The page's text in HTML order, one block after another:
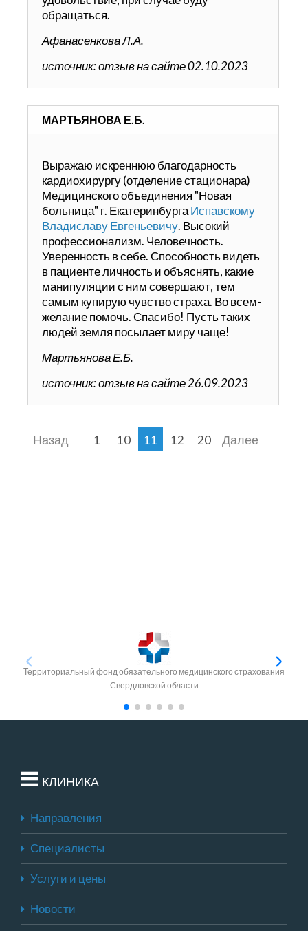
обращаться.
Афанасенкова Л.А.
источник: отзыв на сайте 02.10.2023
МАРТЬЯНОВА Е.Б.
Выражаю искреннюю благодарность
кардиохирургу (отделение стационара)
Медицинского объединения "Новая
больница" г. Екатеринбурга Испавскому
Владиславу Евгеньевичу. Высокий
профессионализм. Человечность.
Уверенность в себе. Способность видеть
в пациенте личность и объяснять, какие
манипуляции с ним совершают, тем
самым купирую чувство страха. Во всем-
желание помочь. Спасибо! Пусть таких
людей земля посылает миру чаще!
Мартьянова Е.Б.
источник: отзыв на сайте 26.09.2023
Назад 1 10 11 12 20 Далее
Территориальный фонд обязательного медицинского страхования
Свердловской области
КЛИНИКА
Направления
Специалисты
Услуги и цены
Новости